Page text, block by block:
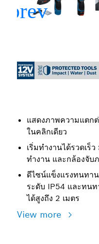
แสดงภาพความแต
ในคลิกเดียว
เริ่มทำงานได้รวดเร็
ทำงาน และกล้องจับ
ดีไซน์แข็งแรงทนทา
ระดับ IP54 และทน
ได้สูงถึง 2 เมตร
View more